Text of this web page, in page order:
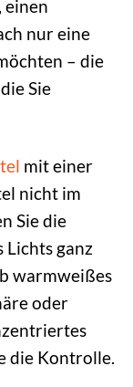
einen
nur eine
– die
Sie
mit einer
nicht im
Sie die
ganz
warmweißes
oder
die Kontrolle.